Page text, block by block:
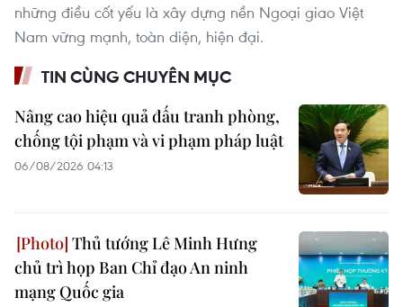
những điều cốt yếu là xây dựng nền Ngoại giao Việt
Nam vững mạnh, toàn diện, hiện đại.
TIN CÙNG CHUYÊN MỤC
Nâng cao hiệu quả đấu tranh phòng,
chống tội phạm và vi phạm pháp luật
06/08/2026 04:13
Thủ tướng Lê Minh Hưng
chủ trì họp Ban Chỉ đạo An ninh
mạng Quốc gia